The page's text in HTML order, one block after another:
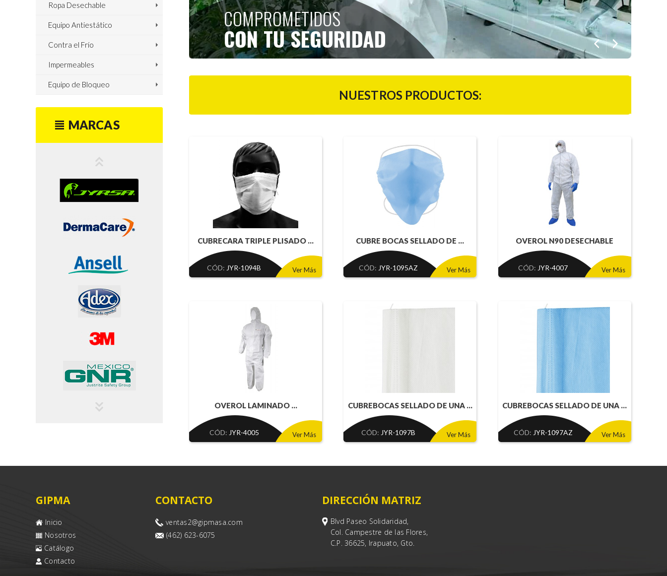
Ropa Desechable
Equipo Antiestático
Contra el Frío
Impermeables
Equipo de Bloqueo
MARCAS
COMPROMETIDOS
CON TU SEGURIDAD
COMPROMETIDOS
CON TU SEGURIDAD
COMPROMETIDOS
CON TU SEGURIDAD
COMPROMETIDOS
CON TU SEGURIDAD
NUESTROS PRODUCTOS:
CUBRECARA TRIPLE PLISADO ...
CÓD: JYR-1094B Ver Más
CUBRE BOCAS SELLADO DE ...
CÓD: JYR-1095AZ Ver Más
OVEROL N90 DESECHABLE
CÓD: JYR-4007 Ver Más
OVEROL LAMINADO ...
CÓD: JYR-4005 Ver Más
CUBREBOCAS SELLADO DE UNA ...
CÓD: JYR-1097B Ver Más
CUBREBOCAS SELLADO DE UNA ...
CÓD: JYR-1097AZ Ver Más
GIPMA
Inicio
Nosotros
Catálogo
Contacto
CONTACTO
ventas2@gipmasa.com
(462) 623-6075
DIRECCIÓN MATRIZ
Blvd Paseo Solidaridad,
Col. Campestre de las Flores,
C.P. 36625, Irapuato, Gto.